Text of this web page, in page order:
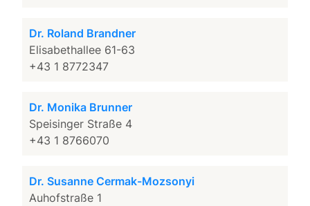
Dr. Roland Brandner
Elisabethallee 61-63
+43 1 8772347
Dr. Monika Brunner
Speisinger Straße 4
+43 1 8766070
Dr. Susanne Cermak-Mozsonyi
Auhofstraße 1